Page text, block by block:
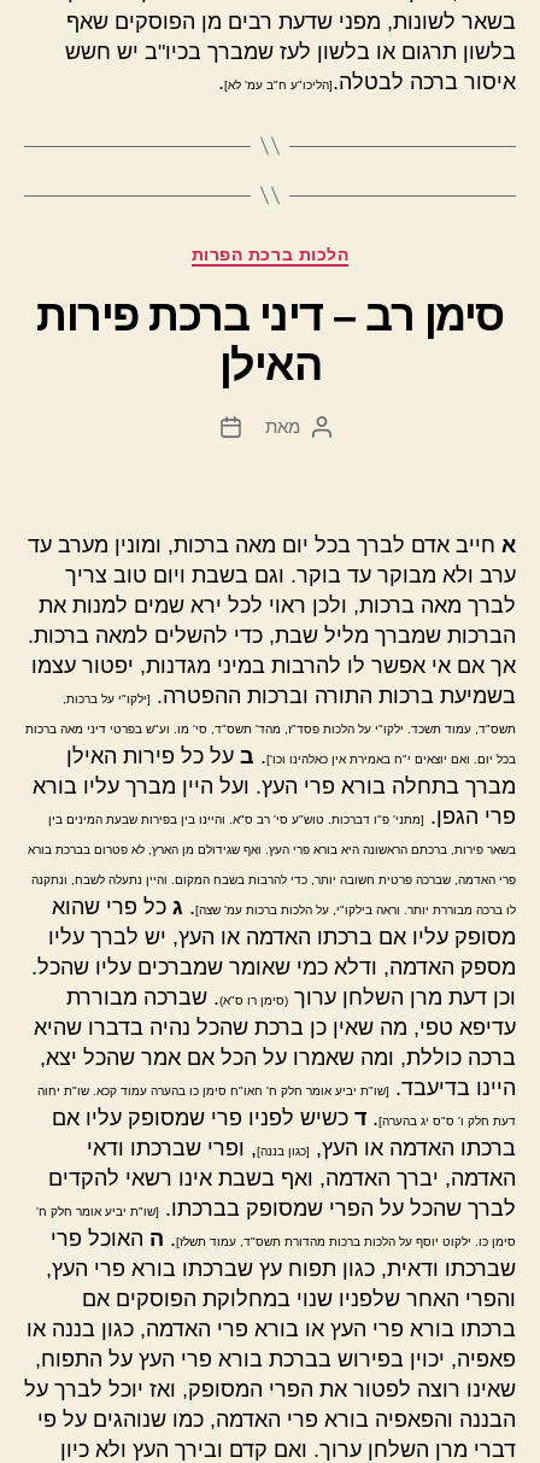
בשאר לשונות, מפני שדעת רבים מן הפוסקים שאף
בלשון תרגום או בלשון לעז שמברך בכיו"ב יש חשש
איסור ברכה לבטלה.[הליכו"ע ח"ב עמ' לא].
קטגוריות
הלכות ברכת הפרות
סימן רב – דיני ברכת פירות
האילן
המחבר
מאת
תאריך
א חייב אדם לברך בכל יום מאה ברכות, ומונין מערב עד
ערב ולא מבוקר עד בוקר. וגם בשבת ויום טוב צריך
לברך מאה ברכות, ולכן ראוי לכל ירא שמים למנות את
הברכות שמברך מליל שבת, כדי להשלים למאה ברכות.
אך אם אי אפשר לו להרבות במיני מגדנות, יפטור עצמו
בשמיעת ברכות התורה וברכות ההפטרה.
[ילקו"י על ברכות,
תשס"ד, עמוד תשכד. ילקו"י על הלכות פסד"ז, מהד' תשס"ד, סי' מו. וע"ש בפרטי דיני מאה ברכות
בכל יום. ואם יוצאים י"ח באמירת אין כאלהינו וכו']. ב על כל פירות האילן
מברך בתחלה בורא פרי העץ. ועל היין מברך עליו בורא
פרי הגפן.
[מתני' פ"ו דברכות. טוש"ע סי' רב ס"א. והיינו בין בפירות שבעת המינים בין
בשאר פירות, ברכתם הראשונה היא בורא פרי העץ. ואף שגידולם מן הארץ, לא פטרום בברכת בורא
פרי האדמה, שברכה פרטית חשובה יותר, כדי להרבות בשבח המקום. והיין נתעלה לשבח, ונתקנה
לו ברכה מבוררת יותר. וראה בילקו"י, על הלכות ברכות עמ' שצה]. ג כל פרי שהוא
מסופק עליו אם ברכתו האדמה או העץ, יש לברך עליו
מספק האדמה, ודלא כמי שאומר שמברכים עליו שהכל.
וכן דעת מרן השלחן ערוך (סימן רו ס"א). שברכה מבוררת
עדיפא טפי, מה שאין כן ברכת שהכל נהיה בדברו שהיא
ברכה כוללת, ומה שאמרו על הכל אם אמר שהכל יצא,
היינו בדיעבד.
[שו"ת יביע אומר חלק ח' חאו"ח סימן כו בהערה עמוד קכא. שו"ת יחוה
דעת חלק ו' ס"ס יג בהערה]. ד כשיש לפניו פרי שמסופק עליו אם
ברכתו האדמה או העץ,
[כגון בננה], ופרי שברכתו ודאי
האדמה, יברך האדמה, ואף בשבת אינו רשאי להקדים
לברך שהכל על הפרי שמסופק בברכתו.
[שו"ת יביע אומר חלק ח'
סימן כו. ילקוט יוסף על הלכות ברכות מהדורת תשס"ד, עמוד תשלז]. ה האוכל פרי
שברכתו ודאית, כגון תפוח עץ שברכתו בורא פרי העץ,
והפרי האחר שלפניו שנוי במחלוקת הפוסקים אם
ברכתו בורא פרי העץ או בורא פרי האדמה, כגון בננה או
פאפיה, יכוין בפירוש בברכת בורא פרי העץ על התפוח,
שאינו רוצה לפטור את הפרי המסופק, ואז יוכל לברך על
הבננה והפאפיה בורא פרי האדמה, כמו שנוהגים על פי
דברי מרן השלחן ערוך. ואם קדם ובירך העץ ולא כיון